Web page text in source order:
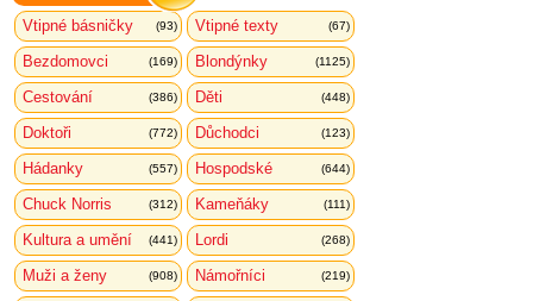
Vtipné básničky (93) Vtipné texty (67)
Bezdomovci (169) Blondýnky (1125)
Cestování (386) Děti (448)
Doktoři (772) Důchodci (123)
Hádanky (557) Hospodské (644)
Chuck Norris (312) Kameňáky (111)
Kultura a umění (441) Lordi (268)
Muži a ženy (908) Námořníci (219)